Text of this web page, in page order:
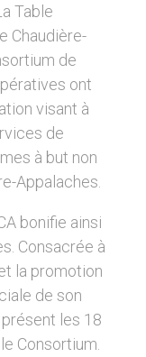
Table
Chaudière-
de
ont
visant à
de
à but non
Appalaches.
bonifie ainsi
Consacrée à
la promotion
de son
les 18
Consortium.